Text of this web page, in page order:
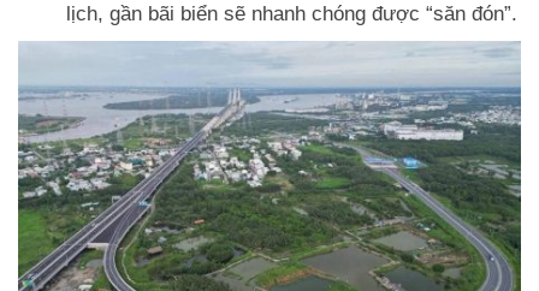
lịch, gần bãi biển sẽ nhanh chóng được “săn đón”.